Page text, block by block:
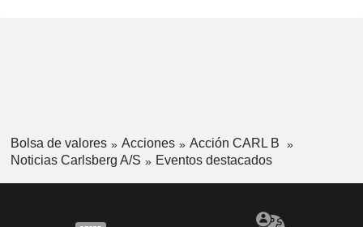
Bolsa de valores Acciones
Acción CARL B
Noticias Carlsberg A/S
Eventos destacados